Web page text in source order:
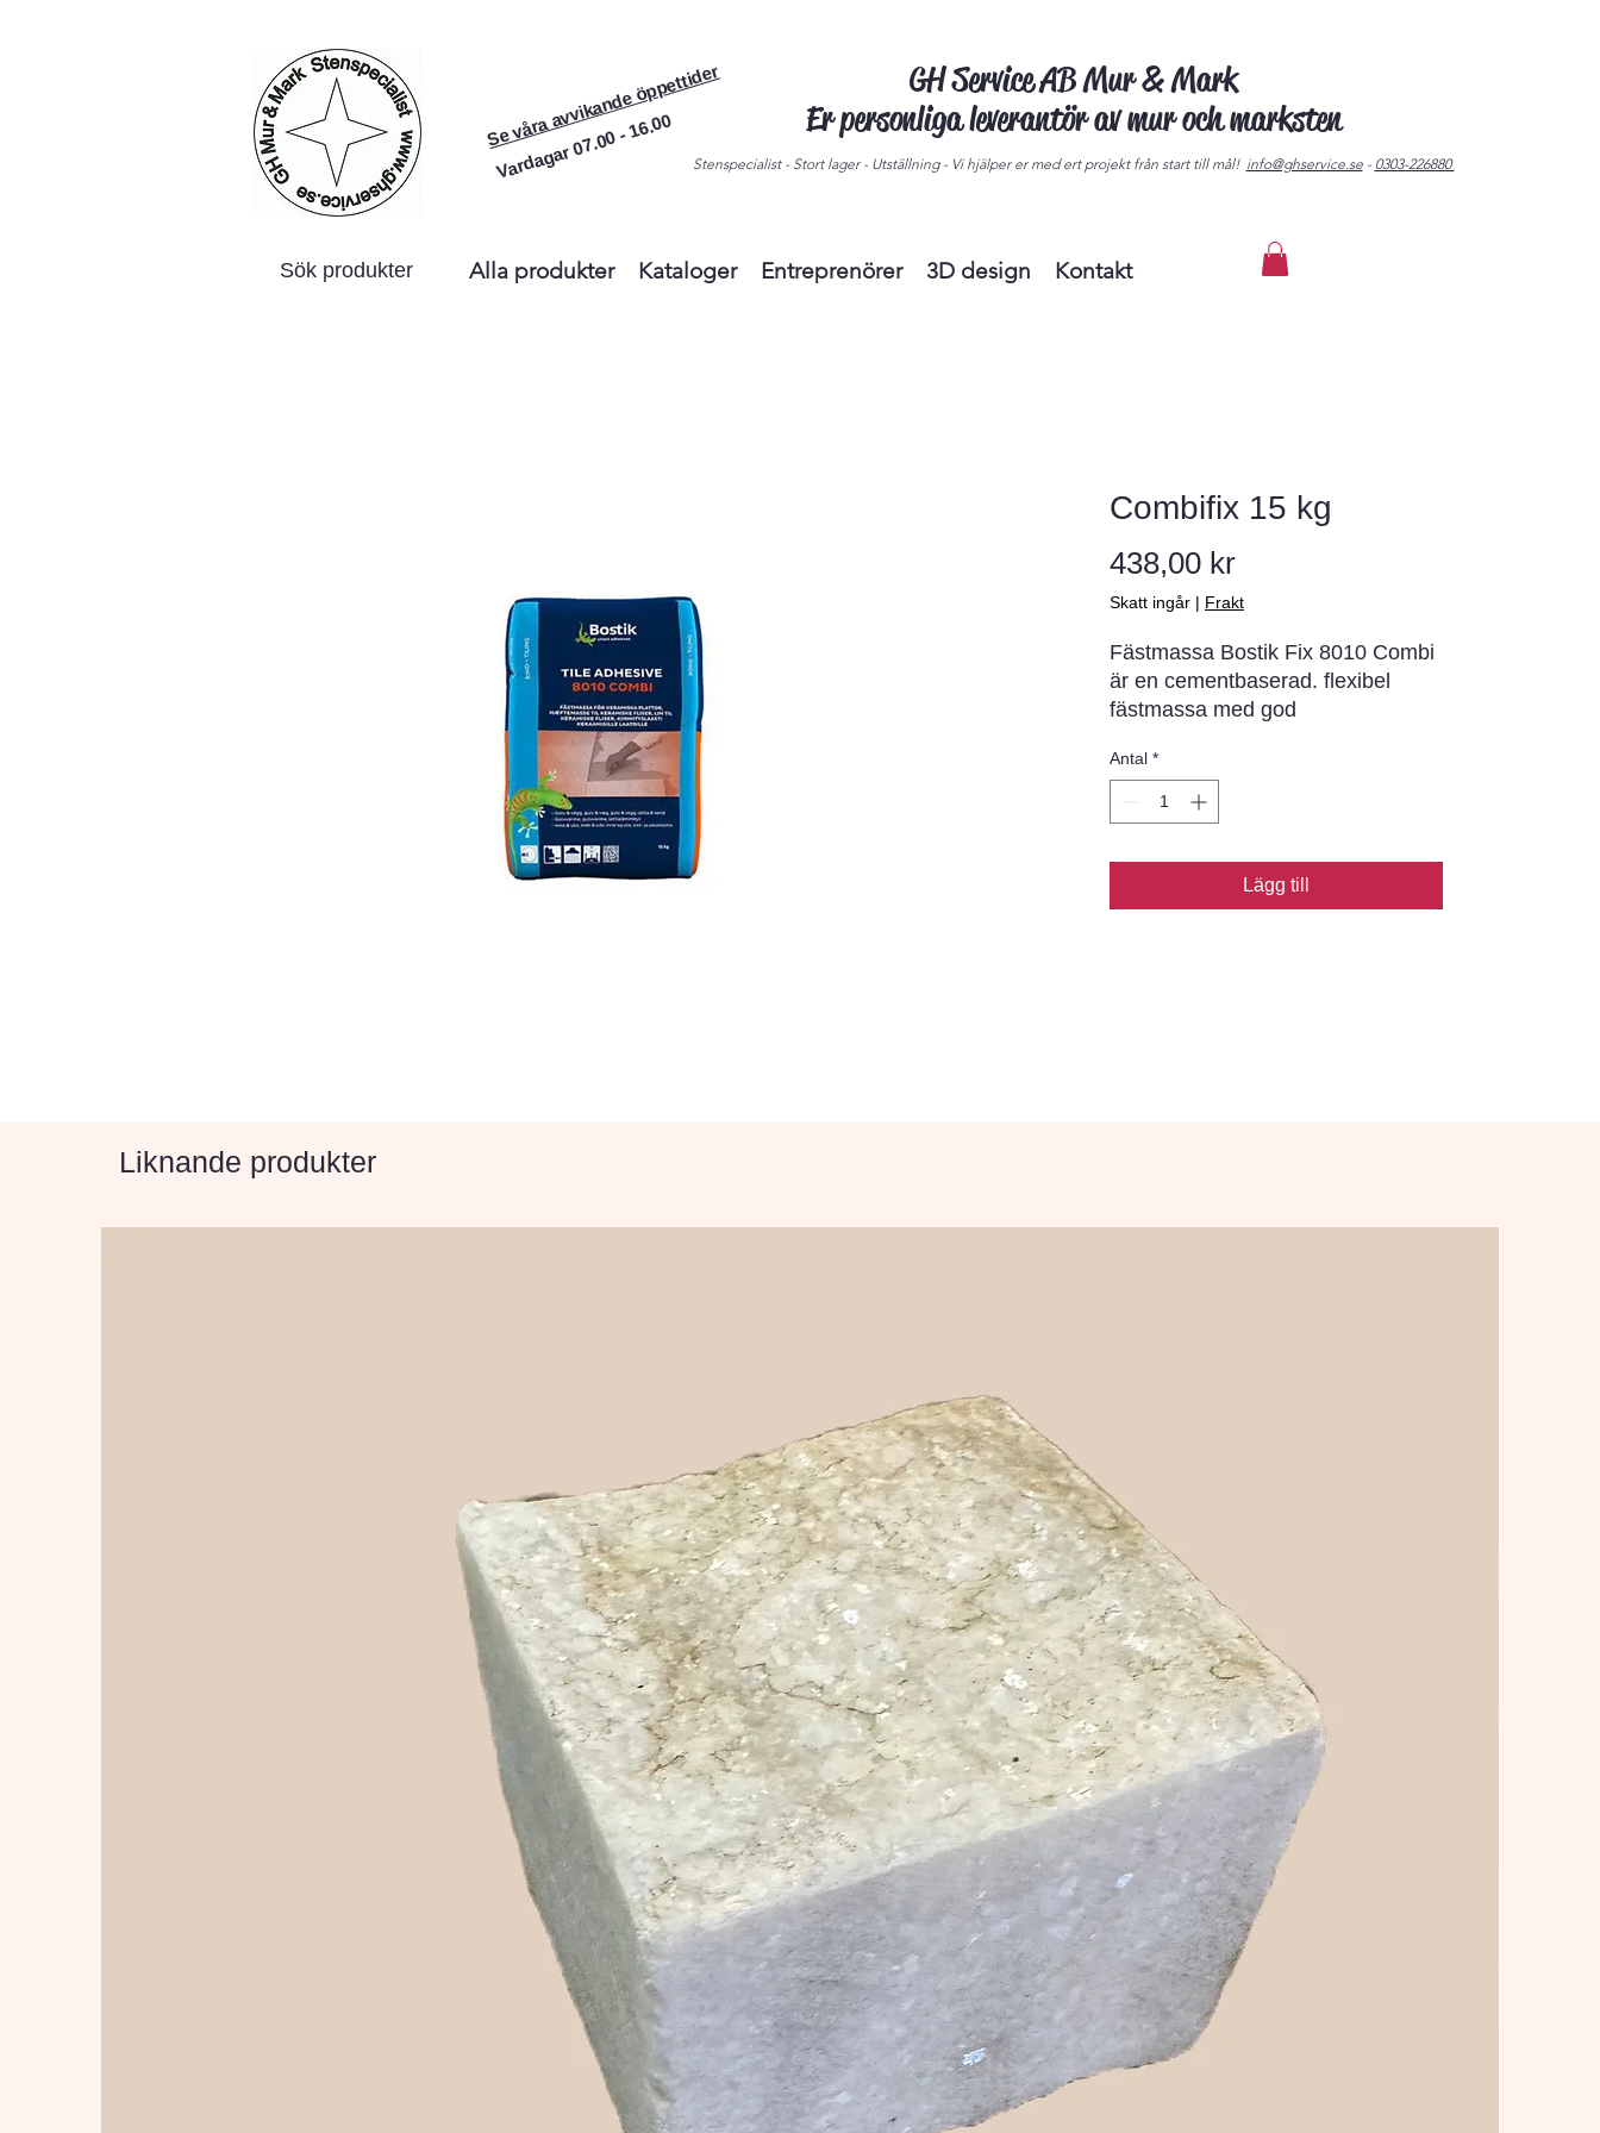
Se våra avvikande öppettider
Vardagar 07.00 - 16.00
GH Service AB Mur & Mark
Er personliga leverantör av mur och marksten
Stenspecialist - Stort lager - Utställning - Vi hjälper er med ert projekt från start till mål! info@ghservice.se- 0303-226880
Alla produkter Kataloger Entreprenörer 3D design Kontakt
Sök produkter
Combifix 15 kg
438,00 krPris
Skatt ingår | Frakt
Fästmassa Bostik Fix 8010 Combi
är en cementbaserad. flexibel
fästmassa med god
av keramiska material på fasta
underlag. där risken för spänningar
är större. Godkänd för keramiska
branschregler 07:1 i kombination
med Bostik Tätskiktssystem.
Antal *
Lägg till
Liknande produkter